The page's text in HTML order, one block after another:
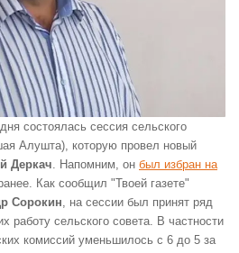
состоялась сессия сельского
Алушта), которую провел новый
Деркач . Напомним, он был избран на
Как сообщил "Твоей газете"
Сорокин , на сессии был принят ряд
работу сельского совета. В частности
комиссий уменьшилось с 6 до 5 за